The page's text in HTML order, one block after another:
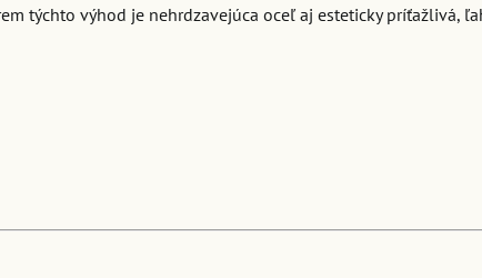
týchto výhod je nehrdzavejúca oceľ aj esteticky príťažlivá,